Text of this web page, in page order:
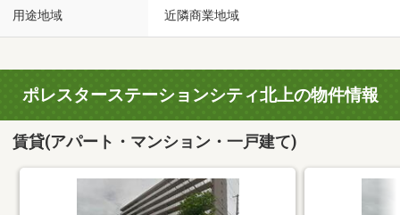
用途地域 近隣商業地域
ポレスターステーションシティ北上の物件情報
賃貸(アパート・マンション・一戸建て)